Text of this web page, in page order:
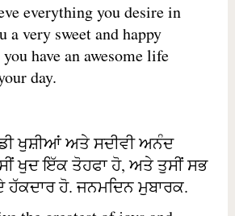
everything you desire in
very sweet and happy
have an awesome life
day.
ਖੁਸ਼ੀਆਂ ਅਤੇ ਸਦੀਵੀ ਅਨੰਦ
ਖੁਦ ਇੱਕ ਤੋਹਫਾ ਹੋ, ਅਤੇ ਤੁਸੀਂ ਸਭ
ਹੋ. ਜਨਮਦਿਨ ਮੁਬਾਰਕ.